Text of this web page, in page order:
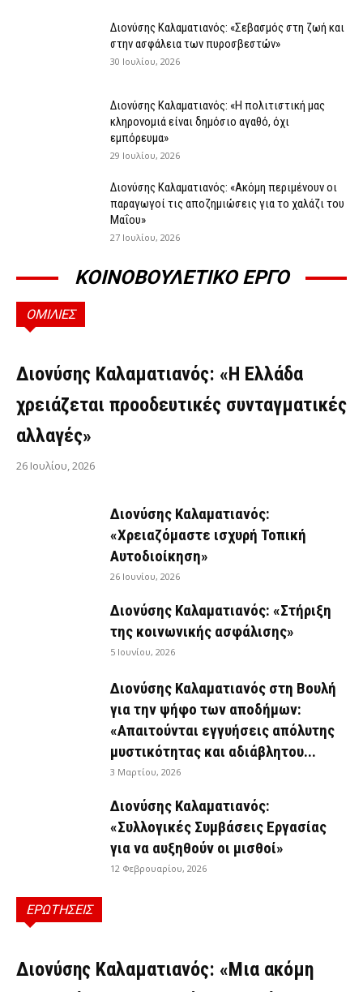
Διονύσης Καλαματιανός: «Σεβασμός στη ζωή και
στην ασφάλεια των πυροσβεστών»
30 Ιουλίου, 2026
Διονύσης Καλαματιανός: «Η πολιτιστική μας
κληρονομιά είναι δημόσιο αγαθό, όχι
εμπόρευμα»
29 Ιουλίου, 2026
Διονύσης Καλαματιανός: «Ακόμη περιμένουν οι
παραγωγοί τις αποζημιώσεις για το χαλάζι του
Μαΐου»
27 Ιουλίου, 2026
ΚΟΙΝΟΒΟΥΛΕΤΙΚΟ ΕΡΓΟ
ΟΜΙΛΙΕΣ
ΟΜΙΛΊΕΣ
Διονύσης Καλαματιανός: «Η Ελλάδα
χρειάζεται προοδευτικές συνταγματικές
αλλαγές»
26 Ιουλίου, 2026
Διονύσης Καλαματιανός:
«Χρειαζόμαστε ισχυρή Τοπική
Αυτοδιοίκηση»
26 Ιουνίου, 2026
Διονύσης Καλαματιανός: «Στήριξη
της κοινωνικής ασφάλισης»
5 Ιουνίου, 2026
Διονύσης Καλαματιανός στη Βουλή
για την ψήφο των αποδήμων:
«Απαιτούνται εγγυήσεις απόλυτης
μυστικότητας και αδιάβλητου...
3 Μαρτίου, 2026
Διονύσης Καλαματιανός:
«Συλλογικές Συμβάσεις Εργασίας
για να αυξηθούν οι μισθοί»
12 Φεβρουαρίου, 2026
ΕΡΩΤΗΣΕΙΣ
ΕΡΩΤΉΣΕΙΣ
Διονύσης Καλαματιανός: «Μια ακόμη